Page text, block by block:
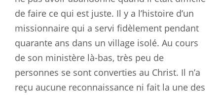
de faire ce qui est juste. Il y a l’histoire d’un
missionnaire qui a servi fidèlement pendant
quarante ans dans un village isolé. Au cours
de son ministère là-bas, très peu de
personnes se sont converties au Christ. Il n’a
reçu aucune reconnaissance ni fait la une des